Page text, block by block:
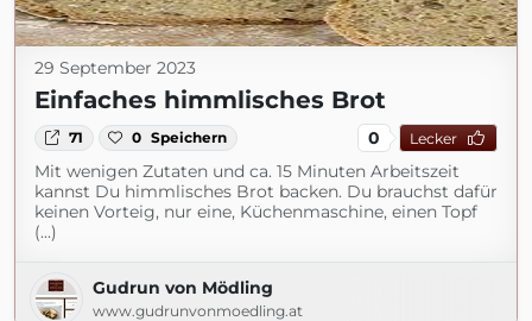
29 September 2023
Einfaches himmlisches Brot
71 0 Speichern 0 Lecker
Mit wenigen Zutaten und ca. 15 Minuten Arbeitszeit
kannst Du himmlisches Brot backen. Du brauchst dafür
keinen Vorteig, nur eine, Küchenmaschine, einen Topf
(...)
Gudrun von Mödling
www.gudrunvonmoedling.at